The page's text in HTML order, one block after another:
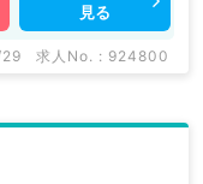
見る
求人No. : 924800